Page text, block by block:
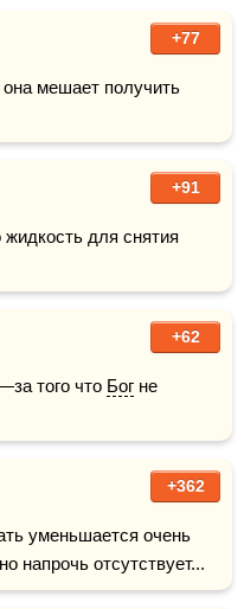
+77
+91
+62
того что Бог не
+362
уменьшается очень
напрочь отсутствует...